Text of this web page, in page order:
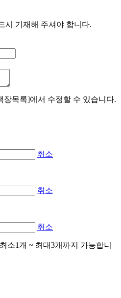
시 기재해 주셔야 합니다.
장목록]에서 수정할 수 있습니다.
취소
취소
취소
소1개 ~ 최대3개까지 가능합니